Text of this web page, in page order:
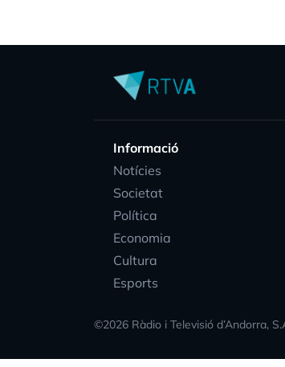
Informació
Notícies
Societat
Política
Economia
Cultura
Esports
©2026 Ràdio i Televisió d’Andorra,